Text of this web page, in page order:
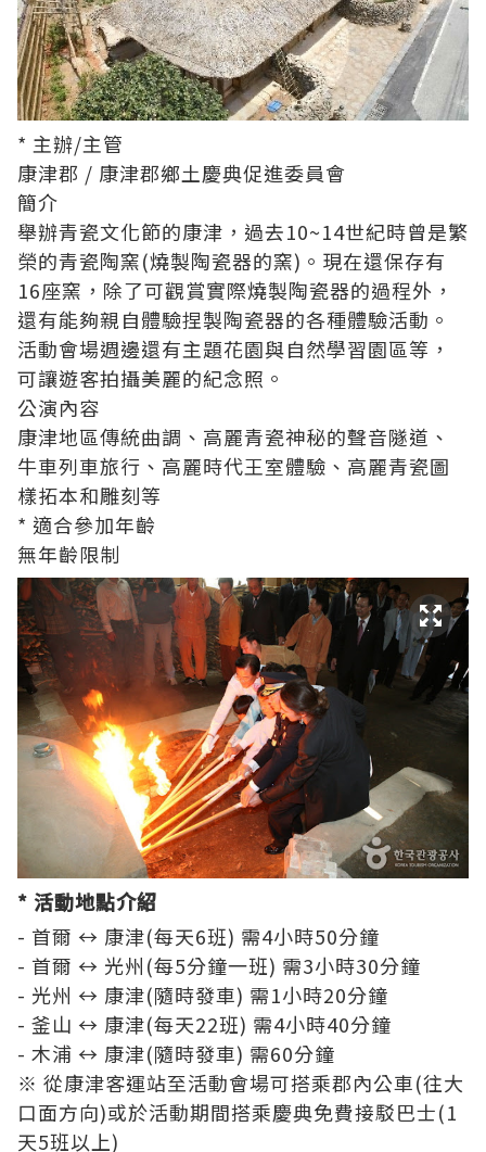
* 主辦/主管
康津郡 / 康津郡鄉土慶典促進委員會
簡介
舉辦青瓷文化節的康津，過去10~14世紀時曾是繁
榮的青瓷陶窯(燒製陶瓷器的窯)。現在還保存有
16座窯，除了可觀賞實際燒製陶瓷器的過程外，
還有能夠親自體驗捏製陶瓷器的各種體驗活動。
活動會場週邊還有主題花園與自然學習園區等，
可讓遊客拍攝美麗的紀念照。
公演內容
康津地區傳統曲調、高麗青瓷神秘的聲音隧道、
牛車列車旅行、高麗時代王室體驗、高麗青瓷圖
樣拓本和雕刻等
* 適合參加年齡
無年齡限制
* 活動地點介紹
- 首爾 ↔ 康津(每天6班) 需4小時50分鐘
- 首爾 ↔ 光州(每5分鐘一班) 需3小時30分鐘
- 光州 ↔ 康津(隨時發車) 需1小時20分鐘
- 釜山 ↔ 康津(每天22班) 需4小時40分鐘
- 木浦 ↔ 康津(隨時發車) 需60分鐘
※ 從康津客運站至活動會場可搭乘郡內公車(往大
口面方向)或於活動期間搭乘慶典免費接駁巴士(1
天5班以上)